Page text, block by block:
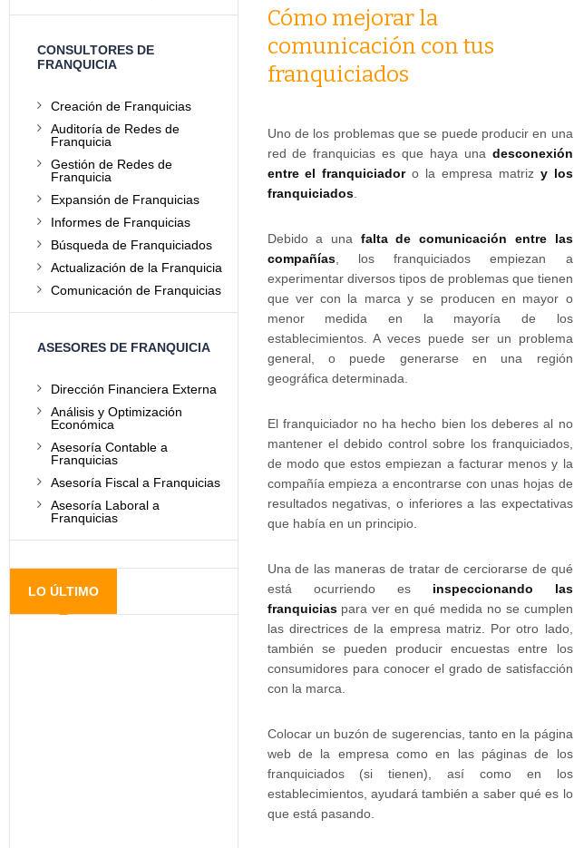
Cómo mejorar la
comunicación con tus
franquiciados
Uno de los problemas que se puede producir en una
red de franquicias es que haya una desconexión
entre el franquiciadoro la empresa matriz y los
franquiciados.
Debido a una falta de comunicación entre las
compañías, los franquiciados empiezan a
experimentar diversos tipos de problemas que tienen
que ver con la marca y se producen en mayor o
menor medida en la mayoría de los
establecimientos. A veces puede ser un problema
general, o puede generarse en una región
geográfica determinada.
El franquiciador no ha hecho bien los deberes al no
mantener el debido control sobre los franquiciados,
de modo que estos empiezan a facturar menos y la
compañía empieza a encontrarse con unas hojas de
resultados negativas, o inferiores a las expectativas
que había en un principio.
Una de las maneras de tratar de cerciorarse de qué
está ocurriendo esinspeccionando las
franquiciaspara ver en qué medida no se cumplen
las directrices de la empresa matriz. Por otro lado,
también se pueden producir encuestas entre los
consumidores para conocer el grado de satisfacción
con la marca.
Colocar un buzón de sugerencias, tanto en la página
web de la empresa como en las páginas de los
franquiciados (si tienen), así como en los
establecimientos, ayudará también a saber qué es lo
que está pasando.
CONSULTORES DE
FRANQUICIA
Creación de Franquicias
Auditoría de Redes de
Franquicia
Gestión de Redes de
Franquicia
Expansión de Franquicias
Informes de Franquicias
Búsqueda de Franquiciados
Actualización de la Franquicia
Comunicación de Franquicias
ASESORES DE FRANQUICIA
Dirección Financiera Externa
Análisis y Optimización
Económica
Asesoría Contable a
Franquicias
Asesoría Fiscal a Franquicias
Asesoría Laboral a
Franquicias
LO ÚLTIMO